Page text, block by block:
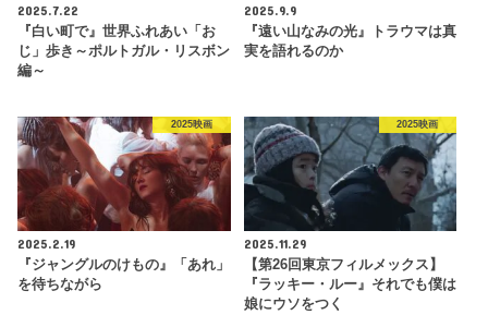
2025.7.22
『白い町で』世界ふれあい「お
じ」歩き～ポルトガル・リスボン
編～
2025.9.9
『遠い山なみの光』トラウマは真
実を語れるのか
2025映画
2025.2.19
『ジャングルのけもの』「あれ」
を待ちながら
2025映画
2025.11.29
【第26回東京フィルメックス】
『ラッキー・ルー』それでも僕は
娘にウソをつく